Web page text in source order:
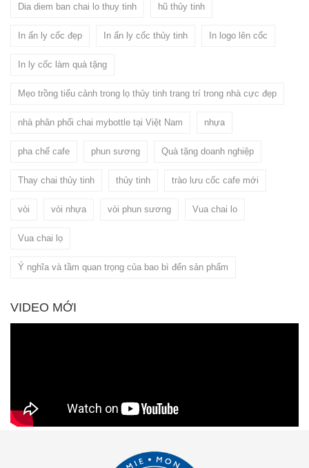
Dia diem ban chai lo thuy tinh hũ thủy tinh
In ấn ly cốc đẹp In ấn ly cốc thủy tinh In logo lên cốc
In ly cốc làm quà tặng
Mẹo trồng tiểu cảnh trong lọ thủy tinh trang trí trong nhà cực đẹp
nhà phân phối chai mybottle tại Việt Nam nhựa
pha chế cafe phun sương Quà tặng doanh nghiệp
Thay chai thủy tinh thủy tinh trào lưu cốc cafe mới
vòi vòi nhựa vòi phun sương Vua chai lo
Vua chai lọ
Ý nghĩa và tầm quan trọng của bao bì đến sản phẩm
VIDEO MỚI